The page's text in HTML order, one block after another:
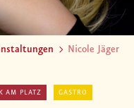
Nicole Jäger
AM PLATZ GASTRO